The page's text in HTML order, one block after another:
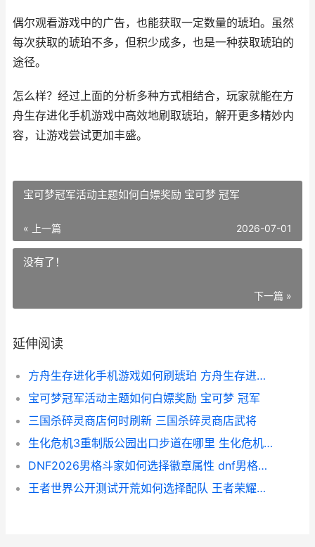
偶尔观看游戏中的广告，也能获取一定数量的琥珀。虽然
每次获取的琥珀不多，但积少成多，也是一种获取琥珀的
途径。
怎么样？经过上面的分析多种方式相结合，玩家就能在方
舟生存进化手机游戏中高效地刷取琥珀，解开更多精妙内
容，让游戏尝试更加丰盛。
宝可梦冠军活动主题如何白嫖奖励 宝可梦 冠军
« 上一篇 2026-07-01
没有了！
下一篇 »
延伸阅读
方舟生存进化手机游戏如何刷琥珀 方舟生存进化手游重制版下载
宝可梦冠军活动主题如何白嫖奖励 宝可梦 冠军
三国杀碎灵商店何时刷新 三国杀碎灵商店武将
生化危机3重制版公园出口步道在哪里 生化危机3重制版警察局保险柜密码
DNF2026男格斗家如何选择徽章属性 dnf男格斗家技能详解
王者世界公开测试开荒如何选择配队 王者荣耀世界公测